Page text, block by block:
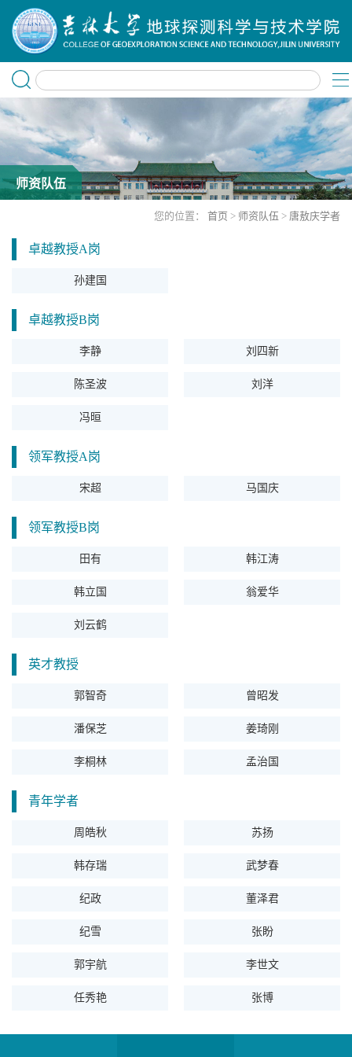
师资队伍
您的位置： 首页 > 师资队伍 > 唐敖庆学者
卓越教授A岗
孙建国
卓越教授B岗
李静 刘四新
陈圣波 刘洋
冯晅
领军教授A岗
宋超 马国庆
领军教授B岗
田有 韩江涛
韩立国 翁爱华
刘云鹤
英才教授
郭智奇 曾昭发
潘保芝 姜琦刚
李桐林 孟治国
青年学者
周皓秋 苏扬
韩存瑞 武梦春
纪政 董泽君
纪雪 张盼
郭宇航 李世文
任秀艳 张博